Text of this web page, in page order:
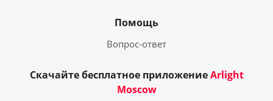
Помощь
Вопрос-ответ
Скачайте бесплатное приложениеArlight
Moscow